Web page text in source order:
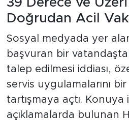
39 Derece ve
Doğrudan Acil
Sosyal medyada yer
başvuran bir
talep edilmesi iddiası,
servis uygulamalarını
tartışmaya açtı. Konuya
açıklamalarda bulunan